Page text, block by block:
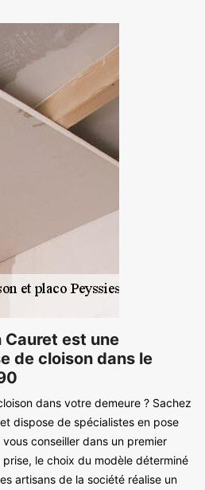
est une
de cloison dans le
dans votre demeure ? Sachez
dispose de spécialistes en pose
conseiller dans un premier
le choix du modèle déterminé
artisans de la société réalise un